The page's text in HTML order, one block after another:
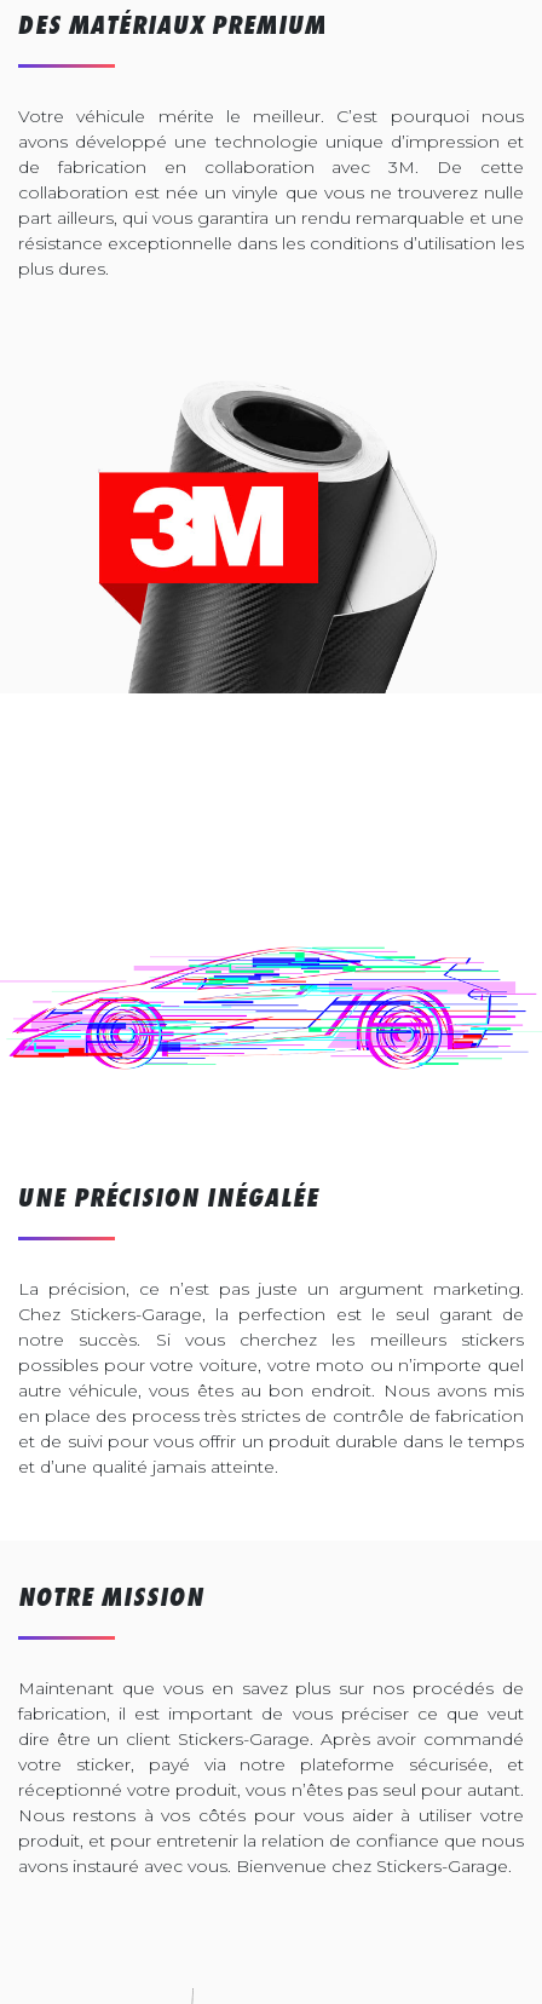
DES MATÉRIAUX PREMIUM
Votre véhicule mérite le meilleur. C’est pourquoi nous
avons développé une technologie unique d’impression et
de fabrication en collaboration avec 3M. De cette
collaboration est née un vinyle que vous ne trouverez nulle
part ailleurs, qui vous garantira un rendu remarquable et une
résistance exceptionnelle dans les conditions d’utilisation les
plus dures.
UNE PRÉCISION INÉGALÉE
La précision, ce n’est pas juste un argument marketing.
Chez Stickers-Garage, la perfection est le seul garant de
notre succès. Si vous cherchez les meilleurs stickers
possibles pour votre voiture, votre moto ou n’importe quel
autre véhicule, vous êtes au bon endroit. Nous avons mis
en place des process très strictes de contrôle de fabrication
et de suivi pour vous offrir un produit durable dans le temps
et d’une qualité jamais atteinte.
NOTRE MISSION
Maintenant que vous en savez plus sur nos procédés de
fabrication, il est important de vous préciser ce que veut
dire être un client Stickers-Garage. Après avoir commandé
votre sticker, payé via notre plateforme sécurisée, et
réceptionné votre produit, vous n’êtes pas seul pour autant.
Nous restons à vos côtés pour vous aider à utiliser votre
produit, et pour entretenir la relation de confiance que nous
avons instauré avec vous. Bienvenue chez Stickers-Garage.